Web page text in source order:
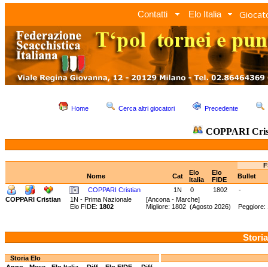
Contatti Elo Italia
Home Cerca altri giocatori Precedente
COPPARI
Nome
Cat
Elo
Italia
Elo
FIDE
Bullet
COPPARI Cristian
1N 0 1802
-
COPPARI Cristian
1N - Prima Nazionale [Ancona - Marche]
Elo FIDE: 1802 Migliore: 1802 (Agosto 2026) Peggiore:
Storia Elo